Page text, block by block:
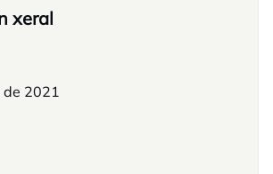
xeral
de 2021